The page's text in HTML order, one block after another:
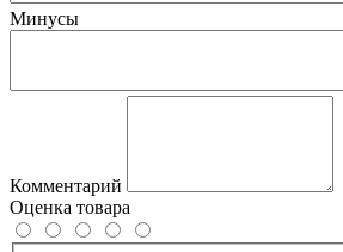
Минусы
Комментарий
Оценка товара